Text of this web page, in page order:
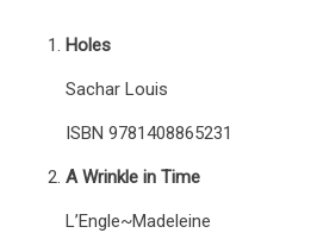
Holes
Sachar Louis
ISBN 9781408865231
A Wrinkle in Time
L’Engle~Madeleine